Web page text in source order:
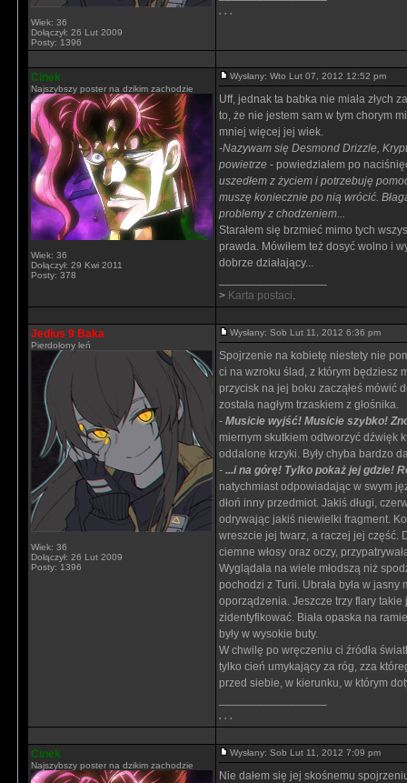
Wiek: 36
Dołączył: 26 Lut 2009
Posty: 1396
. . .
Cinek
Najszybszy poster na dzikim zachodzie
Wiek: 36
Dołączył: 29 Kwi 2011
Posty: 378
Wysłany: Wto Lut 07, 2012 12:52 pm
Uff, jednak ta babka nie miała złych
to, że nie jestem sam w tym chorym
mniej więcej jej wiek.
-Nazywam się Desmond Drizzle,
powietrze - powiedziałem po
uszedłem z życiem i potrzebuję
muszę koniecznie po nią wrócić.
problemy z chodzeniem...
Starałem się brzmieć mimo tych
prawda. Mówiłem też dosyć wolno i
dobrze działający...
> Karta postaci.
Jedius 9 Baka
Pierdolony leń
Wiek: 36
Dołączył: 26 Lut 2009
Posty: 1396
Wysłany: Sob Lut 11, 2012 6:36 pm
Spojrzenie na kobietę niestety nie
ci na wzroku ślad, z którym będziesz
przycisk na jej boku zacząłeś mówić
została nagłym trzaskiem z głośnika.
- Musicie wyjść! Musicie szybko!
miernym skutkiem odtworzyć dźwięk
oddalone krzyki. Były chyba bardzo
- ...i na górę! Tylko pokaż jej gdzie!
natychmiast odpowiadając w swym
dłoń inny przedmiot. Jakiś długi,
odrywając jakiś niewielki fragment.
wreszcie jej twarz, a raczej jej część.
ciemne włosy oraz oczy,
Wyglądała na wiele młodszą niż
pochodzi z Turii. Ubrała była w
oporządzenia. Jeszcze trzy flary
zidentyfikować. Biała opaska na
były w wysokie buty.
W chwilę po wręczeniu ci źródła
tylko cień umykający za róg, zza
przed siebie, w kierunku, w którym
. . .
Cinek
Najszybszy poster na dzikim zachodzie
Wysłany: Sob Lut 11, 2012 7:09 pm
Nie dałem się jej skośnemu